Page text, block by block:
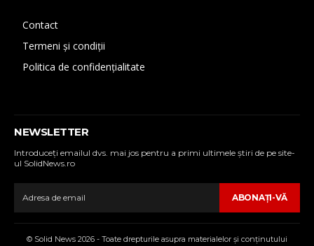
Contact
Termeni și condiții
Politica de confidențialitate
NEWSLETTER
Introduceţi emailul dvs. mai jos pentru a primi ultimele ştiri de pe site-
ul SolidNews.ro
ABONAŢI-VĂ
© Solid News 2026 - Toate drepturile asupra materialelor şi conţinutului